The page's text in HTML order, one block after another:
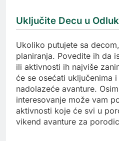
Uključite Decu u
Ukoliko putujete sa
planiranja. Povedite ih da
ili aktivnosti ih najviše
će se osećati uključenima
nadolazeće avanture.
interesovanje može vam
aktivnosti koje će svi u
vikend avanture za